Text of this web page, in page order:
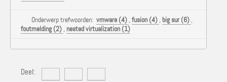
Onderwerp trefwoorden: vmware (4) , fusion (4) , big sur (6) ,
foutmelding (2) , nested virtualization (1)
Deel: